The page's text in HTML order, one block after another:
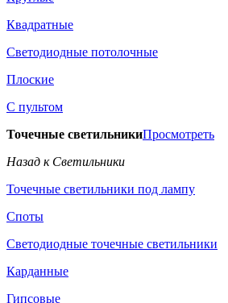
Квадратные
Светодиодные потолочные
Плоские
С пультом
Точечные светильникиПросмотреть
Назад к Светильники
Точечные светильники под лампу
Споты
Светодиодные точечные светильники
Карданные
Гипсовые